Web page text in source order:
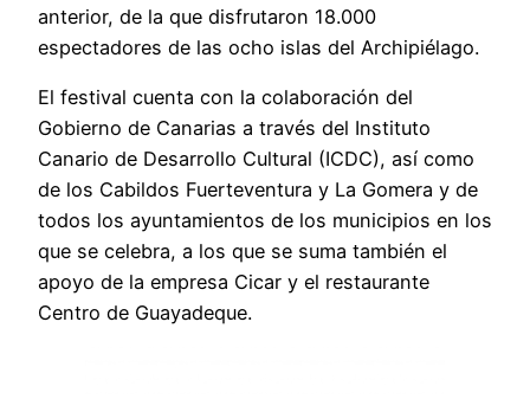
anterior, de la que disfrutaron 18.000
espectadores de las ocho islas del Archipiélago.
El festival cuenta con la colaboración del
Gobierno de Canarias a través del Instituto
Canario de Desarrollo Cultural (ICDC), así como
de los Cabildos Fuerteventura y La Gomera y de
todos los ayuntamientos de los municipios en los
que se celebra, a los que se suma también el
apoyo de la empresa Cicar y el restaurante
Centro de Guayadeque.